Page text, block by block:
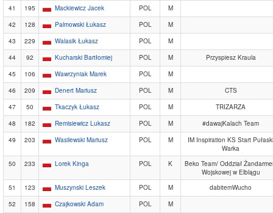
41
195 Mackiewicz Jacek POL
M
42
128 Palmowski Łukasz POL
M
43
229 Walasik Łukasz POL
M
44
92 Kucharski Bartłomiej POL M
Przyspiesz Kraula
45
106 Wawrzyniak Marek POL
M
46
209 Denert Mariusz POL M
CTS
47
50 Tkaczyk Łukasz POL M
TRIZARZA
48
182 Remisiewicz Lukasz POL M
#dawajKalach Team
49
203 Wasilewski Mariusz POL M
IM Inspiration KS Start Pułaski
Warka
50
233 Lorek Kinga POL K
Beko Team/ Oddział
Wojskowej w Elblągu
51
123 Muszynski Leszek POL M
dabitemWucho
52
158 Czajkowski Adam POL
M